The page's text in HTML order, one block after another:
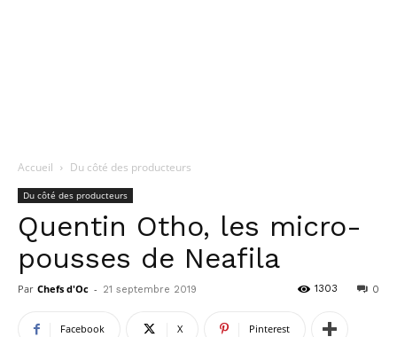
Accueil Du côté des producteurs
Du côté des producteurs
Quentin Otho, les micro-
pousses de Neafila
Par Chefs d'Oc - 21 septembre 2019 0
1303
Facebook X Pinterest